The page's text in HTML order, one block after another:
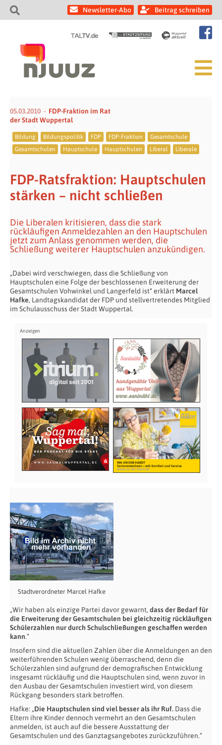
Newsletter-Abo Beitrag schreiben
05.03.2010
FDP-Fraktion im Rat
der Stadt Wuppertal
Bildung Bildungspolitik FDP FDP-Fraktion
Gesamtschule
Gesamtschulen
Hauptschule Hauptschulen Liberal Liberale
FDP-Ratsfraktion: Hauptschulen
stärken – nicht schließen
Die Liberalen kritisieren, dass die stark
rückläufigen Anmeldezahlen an den Hauptschulen
jetzt zum Anlass genommen werden, die
Schließung weiterer Hauptschulen anzukündigen.
„Dabei wird verschwiegen, dass die Schließung von
Hauptschulen eine Folge der beschlossenen Erweiterung der
Gesamtschulen Vohwinkel und Langerfeld ist“ erklärt Marcel
Hafke, Landtagskandidat der FDP und stellvertretendes Mitglied
im Schulausschuss der Stadt Wuppertal.
Stadtverordneter Marcel Hafke
„Wir haben als einzige Partei davor gewarnt, dass der Bedarf für
die Erweiterung der Gesamtschulen bei gleichzeitig rückläufigen
Schülerzahlen nur durch Schulschließungen geschaffen werden
kann.“
Insofern sind die aktuellen Zahlen über die Anmeldungen an den
weiterführenden Schulen wenig überraschend, denn die
Schülerzahlen sind aufgrund der demografischen Entwicklung
insgesamt rückläufig und die Hauptschulen sind, wenn zuvor in
den Ausbau der Gesamtschulen investiert wird, von diesem
Rückgang besonders stark betroffen.
Hafke: „Die Hauptschulen sind viel besser als ihr Ruf. Dass die
Eltern ihre Kinder dennoch vermehrt an den Gesamtschulen
anmelden, ist auch auf die bessere Ausstattung der
Gesamtschulen und des Ganztagsangebotes zurückzuführen.“